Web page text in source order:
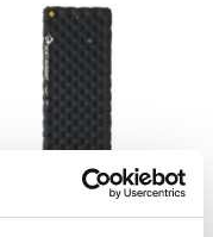
var:
1.849 kr.